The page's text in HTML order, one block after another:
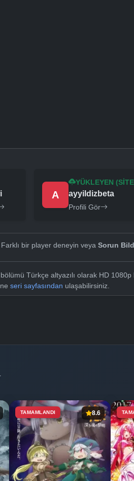
A
YÜKLEYEN
ayyildizbeta
Profili Gör
bir player deneyin veya Sorun
Türkçe altyazılı olarak HD
seri sayfasından ulaşabilirsiniz.
TAMAMLANDI 8.6